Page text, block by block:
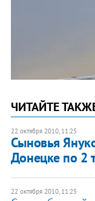
ЧИТАЙТЕ
22 октября 2010, 11:25
Сыновья
Донецке по 2
22 октября 2010, 11:25